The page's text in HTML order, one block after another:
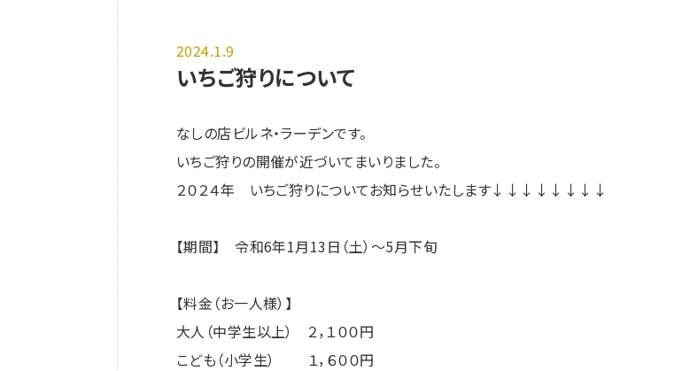
2024.1.9
いちご狩りについて
なしの店ビルネ・ラーデンです。
いちご狩りの開催が近づいてまいりました。
２０２４年 いちご狩りについてお知らせいたします↓↓↓↓↓↓↓↓
【期間】 令和6年1月13日（土）～5月下旬
【料金（お一人様）】
大人（中学生以上） ２，１００円
こども（小学生） １，６００円